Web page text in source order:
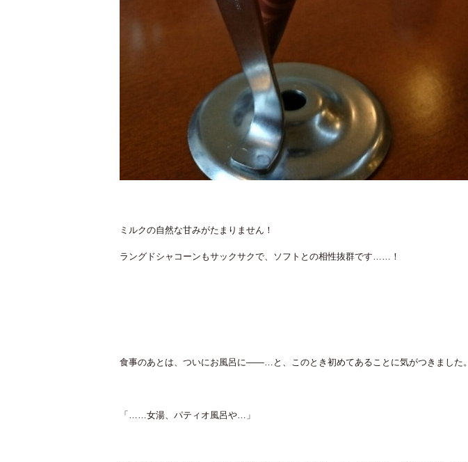
ミルクの自然な甘みがたまりません！
ラングドシャコーンもサックサクで、ソフトとの相性抜群です……！
食事のあとは、ついにお風呂に——…と、このとき初めてあることに気がつきました。
「……女湯、パティオ風呂や…」